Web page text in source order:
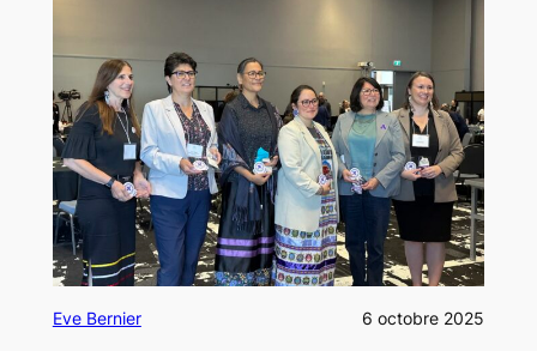
Eve Bernier 6 octobre 2025